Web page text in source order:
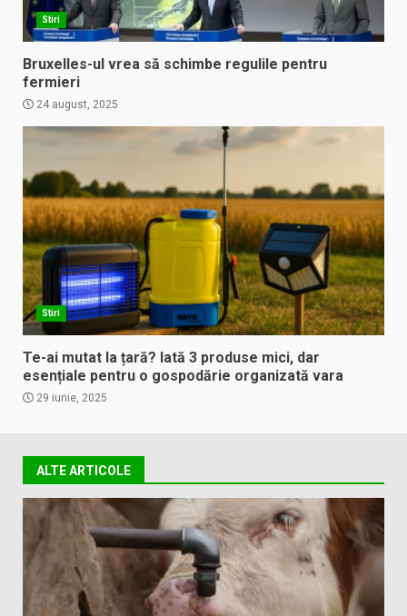
Stiri
Bruxelles-ul vrea să schimbe regulile pentru
fermieri
24 august, 2025
Stiri
Te-ai mutat la țară? Iată 3 produse mici, dar
esențiale pentru o gospodărie organizată vara
29 iunie, 2025
ALTE ARTICOLE